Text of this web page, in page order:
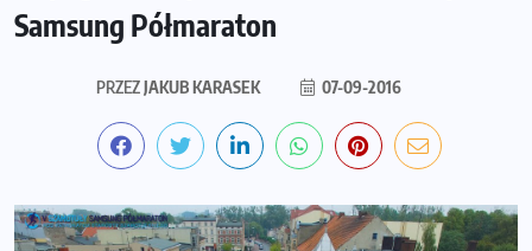
Samsung Półmaraton
PRZEZJAKUB KARASEK 07-09-2016